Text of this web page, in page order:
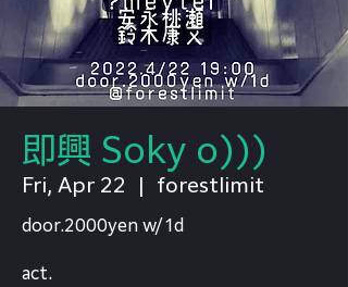
即興 Soky o)))
Fri, Apr 22 forestlimit
door.2000yen w/1d
act.